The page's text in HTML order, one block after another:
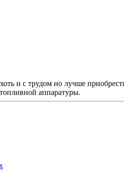
и с трудом но лучше
аппаратуры.